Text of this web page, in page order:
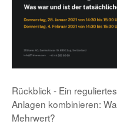
Rückblick - Ein
Anlagen kombinieren:
Mehrwert?